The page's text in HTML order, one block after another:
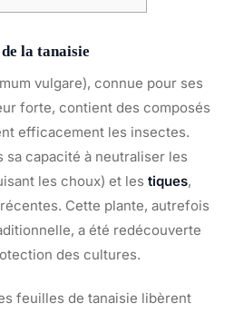
la tanaisie
vulgare), connue pour ses
forte, contient des composés
efficacement les insectes.
sa capacité à neutraliser les
les choux) et les tiques,
Cette plante, autrefois
a été redécouverte
des cultures.
feuilles de tanaisie libèrent